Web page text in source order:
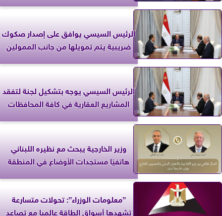
الرئيس السيسي يوافق على إصدار صكوك
ضريبية يتم تمويلها من جانب الممولين
الرئيس السيسي يوجه بتشكيل لجنة لتفقد
المشاريع العقارية في كافة المحافظات
وزير الخارجية يبحث مع نظيره اللبناني
هاتفيًا مستجدات الأوضاع في المنطقة
”معلومات الوزراء”: تحولات متسارعة
تشهدها أسواق الطاقة عالميا مع تصاعد